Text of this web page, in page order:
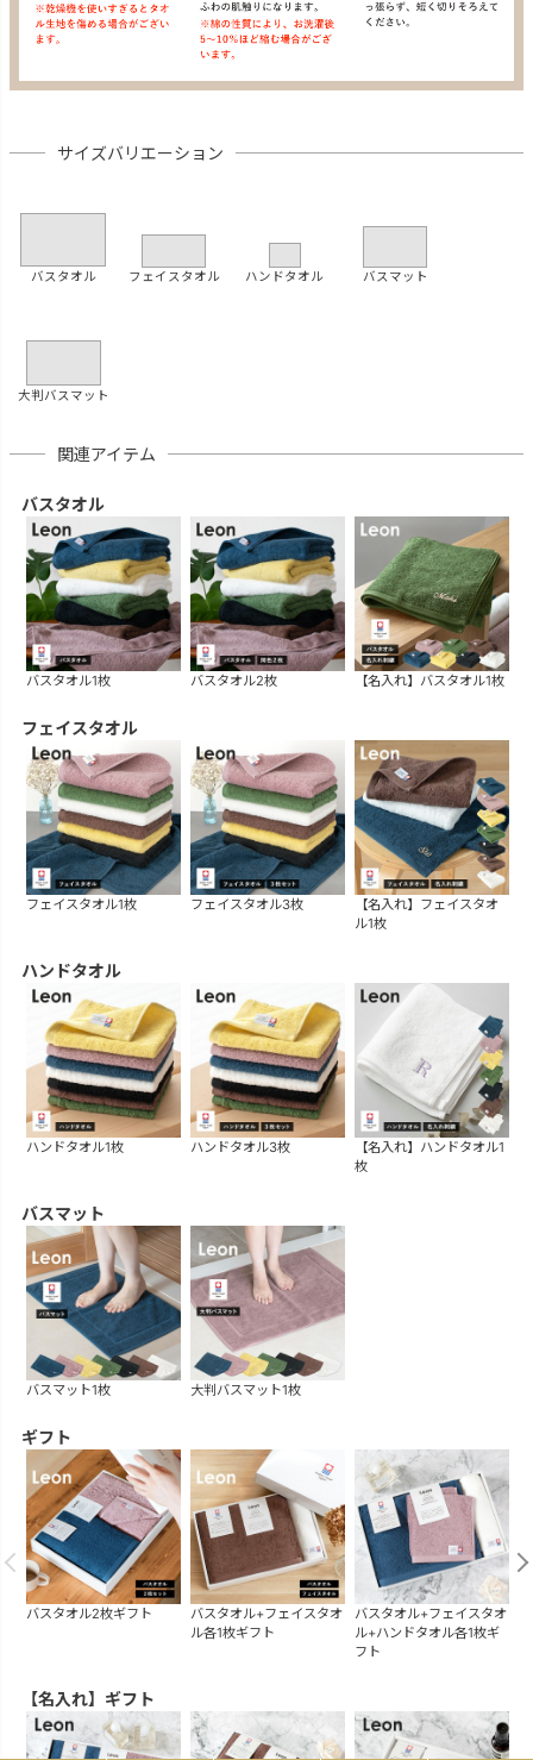
サイズバリエーション
バスタオル フェイスタオル ハンドタオル バスマット
大判バスマット
関連アイテム
バスタオル
バスタオル1枚 バスタオル2枚 【名入れ】バスタオル1枚
フェイスタオル
フェイスタオル1枚 フェイスタオル3枚
【名入れ】フェイスタオ
ル1枚
ハンドタオル
ハンドタオル1枚 ハンドタオル3枚
【名入れ】ハンドタオル1
枚
バスマット
バスマット1枚 大判バスマット1枚
ギフト
バスタオル2枚ギフト
バスタオル+フェイスタオ
ル各1枚ギフト
バスタオル+フェイスタオ
ル+ハンドタオル各1枚ギ
フト
【名入れ】ギフト